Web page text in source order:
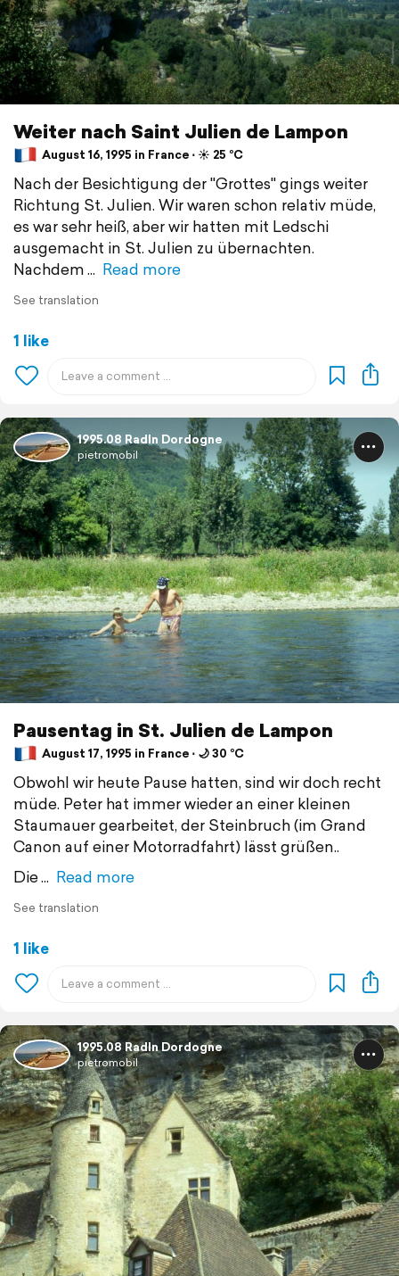
Weiter nach Saint Julien de Lampon
August 16, 1995 in France ⋅ ☀️ 25 °C
Nach der Besichtigung der "Grottes" gings weiter
Richtung St. Julien. Wir waren schon relativ müde,
es war sehr heiß, aber wir hatten mit Ledschi
ausgemacht in St. Julien zu übernachten.
Nachdem
Read more
See translation
1 like
1995.08 Radln Dordogne
pietromobil
Pausentag in St. Julien de Lampon
August 17, 1995 in France ⋅ 🌙 30 °C
Obwohl wir heute Pause hatten, sind wir doch recht
müde. Peter hat immer wieder an einer kleinen
Staumauer gearbeitet, der Steinbruch (im Grand
Canon auf einer Motorradfahrt) lässt grüßen..
Die
Read more
See translation
1 like
1995.08 Radln Dordogne
pietromobil